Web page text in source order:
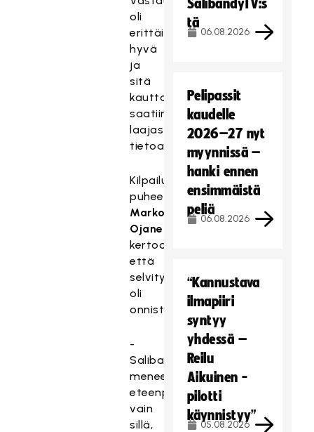
oli
erittäin
hyvä
ja
sitä
kautta
saatiin
laajasti
tietoa.
Kilpailuvaliokunnan
puheenjohtaja
Marko
Ojanen
kertoo,
että
selvitysprosessi
oli
onnistunut.
-
Salibandy
menee
eteenpäin
vain
sillä,
SalibandyTV:s
tä
06.08.2026
Pelipassit
kaudelle
2026–27 nyt
myynnissä –
hanki ennen
ensimmäistä
peliä
06.08.2026
“Kannustava
ilmapiiri
syntyy
yhdessä –
Reilu
Aikuinen -
pilotti
käynnistyy”
05.08.2026